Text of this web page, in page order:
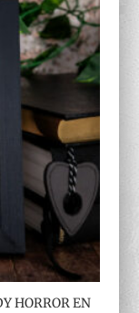
HORROR EN